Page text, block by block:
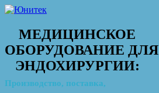
МЕДИЦИНСКОЕ
ОБОРУДОВАНИЕ ДЛЯ
ЭНДОХИРУРГИИ:
Производство, поставка,